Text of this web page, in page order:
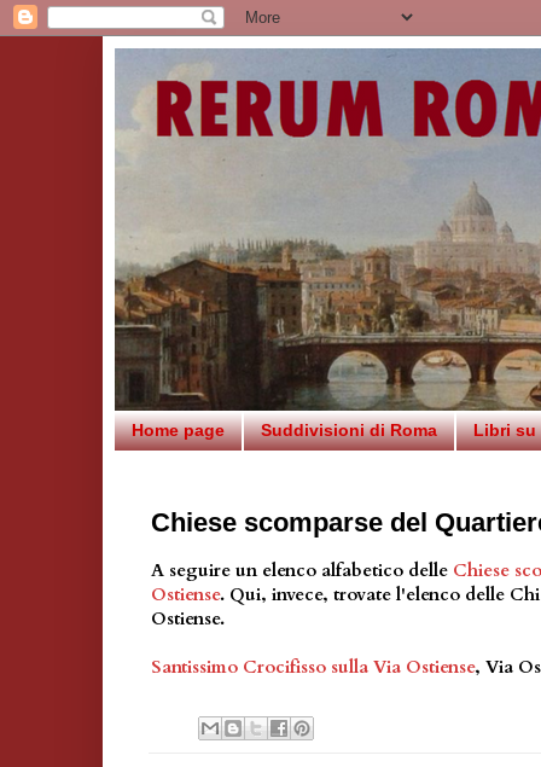
Home page Suddivisioni di Roma Libri su
Chiese scomparse del
A seguire un elenco alfabetico delle Chiese
Ostiense. Qui, invece, trovate l'elenco delle
Ostiense.
Santissimo Crocifisso sulla Via Ostiense, Via